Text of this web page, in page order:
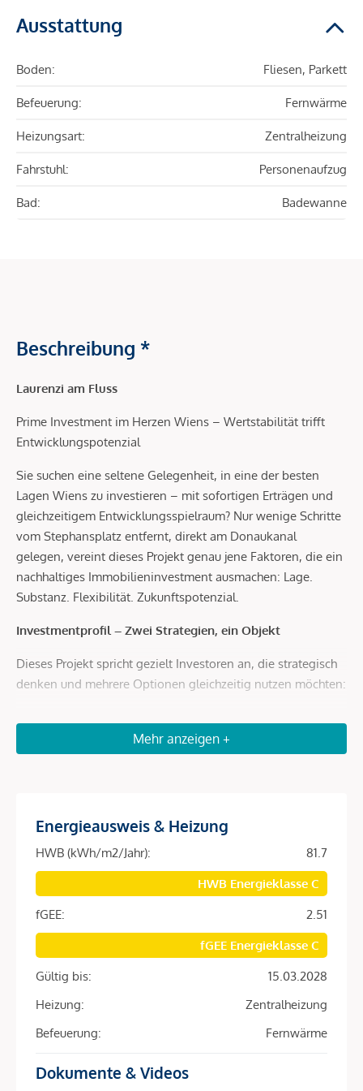
Ausstattung
Boden: Fliesen, Parkett
Befeuerung: Fernwärme
Heizungsart: Zentralheizung
Fahrstuhl: Personenaufzug
Bad: Badewanne
Beschreibung *
Laurenzi am Fluss
Prime Investment im Herzen Wiens – Wertstabilität trifft
Entwicklungspotenzial
Sie suchen eine seltene Gelegenheit, in eine der besten
Lagen Wiens zu investieren – mit sofortigen Erträgen und
gleichzeitigem Entwicklungsspielraum? Nur wenige Schritte
vom Stephansplatz entfernt, direkt am Donaukanal
gelegen, vereint dieses Projekt genau jene Faktoren, die ein
nachhaltiges Immobilieninvestment ausmachen: Lage.
Substanz. Flexibilität. Zukunftspotenzial.
Investmentprofil – Zwei Strategien, ein Objekt
Dieses Projekt spricht gezielt Investoren an, die strategisch
denken und mehrere Optionen gleichzeitig nutzen möchten:
Ein Teil der Einheiten ist unbefristet vermietet und generiert
Value-Add durch Sanierung
Parallel dazu stehen bestandsfreie sowie
sanierungsbedürftige Einheiten zur Verfügung.
Individuelle Neugestaltung möglich
Optimierung von Grundrissen dank Skelettbauweise
Wertsteigerung durch gezielte Aufwertung
Das Projekt im Überblick
39 Wohn- und Gewerbeeinheiten
Teilweise mit Dachterrassen ausgestattet
Mehr anzeigen +
Energieausweis & Heizung
HWB (kWh/m2/Jahr):
81.7
HWB Energieklasse C
fGEE:
2.51
fGEE Energieklasse C
Gültig bis:
15.03.2028
Heizung:
Zentralheizung
Befeuerung:
Fernwärme
Dokumente & Videos